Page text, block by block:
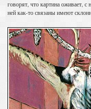
говорят, что картина оживает, с
ней как-то связаны имеют